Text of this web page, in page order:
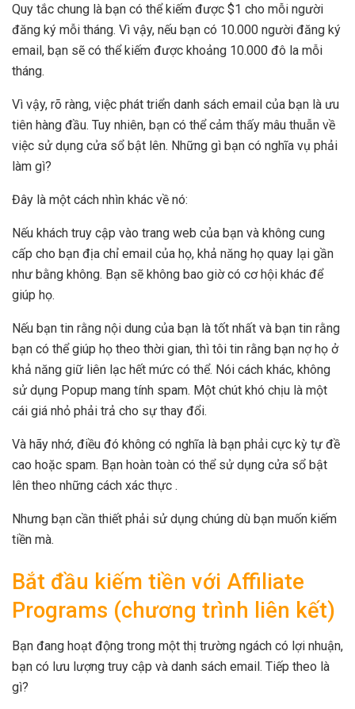
Quy tắc chung là bạn có thể kiếm được $1 cho mỗi người
đăng ký mỗi tháng. Vì vậy, nếu bạn có 10.000 người đăng ký
email, bạn sẽ có thể kiếm được khoảng 10.000 đô la mỗi
tháng.
Vì vậy, rõ ràng, việc phát triển danh sách email của bạn là ưu
tiên hàng đầu. Tuy nhiên, bạn có thể cảm thấy mâu thuẫn về
việc sử dụng cửa sổ bật lên. Những gì bạn có nghĩa vụ phải
làm gì?
Đây là một cách nhìn khác về nó:
Nếu khách truy cập vào trang web của bạn và không cung
cấp cho bạn địa chỉ email của họ, khả năng họ quay lại gần
như bằng không. Bạn sẽ không bao giờ có cơ hội khác để
giúp họ.
Nếu bạn tin rằng nội dung của bạn là tốt nhất và bạn tin rằng
bạn có thể giúp họ theo thời gian, thì tôi tin rằng bạn nợ họ ở
khả năng giữ liên lạc hết mức có thể. Nói cách khác, không
sử dụng Popup mang tính spam. Một chút khó chịu là một
cái giá nhỏ phải trả cho sự thay đổi.
Và hãy nhớ, điều đó không có nghĩa là bạn phải cực kỳ tự đề
cao hoặc spam. Bạn hoàn toàn có thể sử dụng cửa sổ bật
lên theo những cách xác thực .
Nhưng bạn cần thiết phải sử dụng chúng dù bạn muốn kiếm
tiền mà.
Bắt đầu kiếm tiền với Affiliate
Programs (chương trình liên kết)
Bạn đang hoạt động trong một thị trường ngách có lợi nhuận,
bạn có lưu lượng truy cập và danh sách email. Tiếp theo là
gì?